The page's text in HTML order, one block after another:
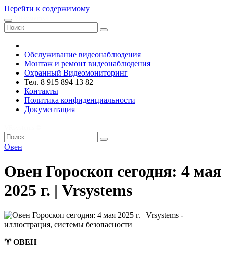
Перейти к содержимому
Обслуживание видеонаблюдения
Монтаж и ремонт видеонаблюдения
Охранный Видеомониторинг
Тел. 8 915 894 13 82
Контакты
Политика конфиденциальности
Документация
Овен
Овен Гороскоп сегодня: 4 мая
2025 г. | Vrsystems
♈ ОВЕН